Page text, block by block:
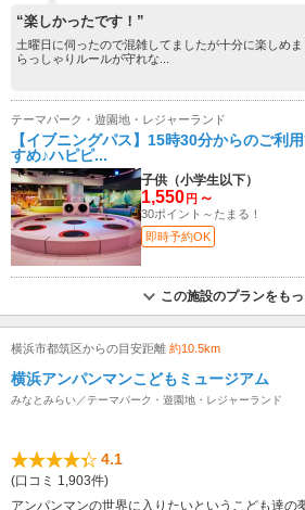
“楽しかったです！”
土曜日に伺ったので混雑してましたが十分に楽しめ
らっしゃりルールが守れな...
テーマパーク・遊園地・レジャーランド
【イブニングパス】15時30分からのご利
すめ♪ハピピ...
子供（小学生以下）
1,550 円 ～
30ポイント～たまる！
即時予約OK
この施設のプランをも
横浜市都筑区からの目安距離 約10.5km
横浜アンパンマンこどもミュージアム
みなとみらい／テーマパーク・遊園地・レジャーランド
4.1
(口コミ 1,903件)
アンパンマンの世界に入りたいというこども達の